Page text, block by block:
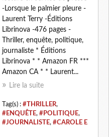
-Lorsque le palmier pleure -
Laurent Terry -Éditions
Librinova -476 pages -
Thriller, enquête, politique,
journaliste * Éditions
Librinova * * Amazon FR ***
Amazon CA * * Laurent...
Lire la suite
Tag(s) : #THRILLER,
#ENQUÊTE, #POLITIQUE,
#JOURNALISTE, #CAROLE E